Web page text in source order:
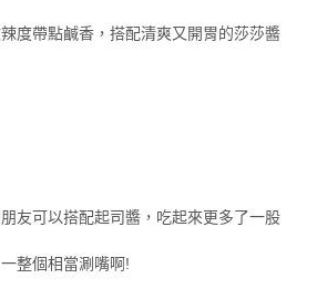
度帶點鹹香，搭配清爽又開胃的莎莎醬
友可以搭配起司醬，吃起來更多了一股
整個相當涮嘴啊!